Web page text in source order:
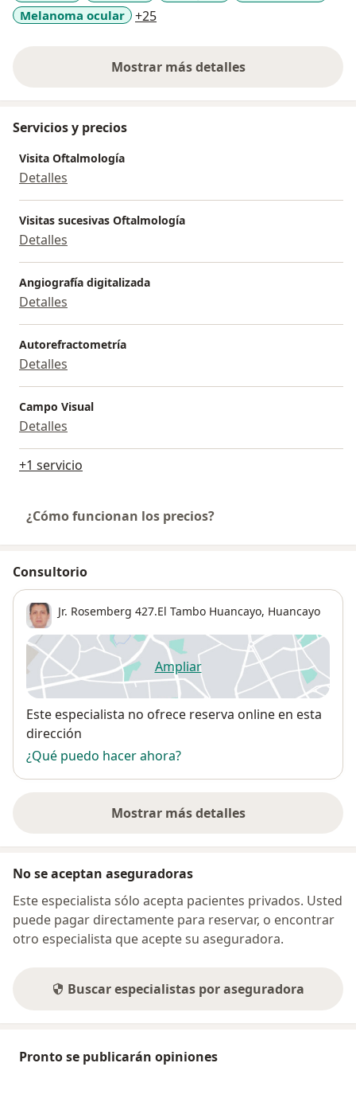
Melanoma ocular
+25a11y_sr_more_diseases
Mostrar más detalles
sobre la experiencia
Servicios y precios
Visita Oftalmología
Detalles
Visitas sucesivas Oftalmología
Detalles
Angiografía digitalizada
Detalles
Autorefractometría
Detalles
Campo Visual
Detalles
+1 servicio
¿Cómo funcionan los precios?
Consultorio
Jr. Rosemberg 427.El Tambo Huancayo, Huancayo
Ampliarse abre en una nueva
Disponibilidad
Este especialista no ofrece reserva online en esta
dirección
¿Qué puedo hacer ahora?
Mostrar más detalles
sobre la dirección
No se aceptan aseguradoras
Este especialista sólo acepta pacientes privados. Usted
puede pagar directamente para reservar, o encontrar
otro especialista que acepte su aseguradora.
Buscar especialistas por aseguradora
Pronto se publicarán opiniones